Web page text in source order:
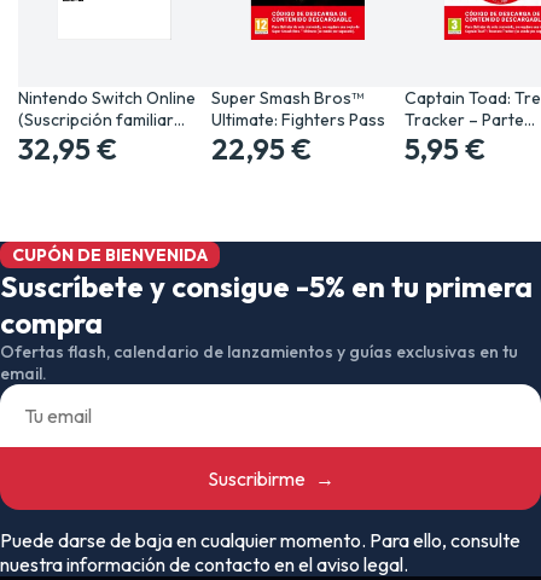
Nintendo Switch Online
(Suscripción familiar…
32,95 €
Super Smash Bros™
Ultimate: Fighters Pass
22,95 €
Captain Toad:
Tracker – Parte…
5,95 €
CUPÓN DE BIENVENIDA
Suscríbete y consigue -5% en tu primera
compra
Ofertas flash, calendario de lanzamientos y guías exclusivas en tu
email.
Suscribirme →
Puede darse de baja en cualquier momento. Para ello, consulte
nuestra información de contacto en el aviso legal.